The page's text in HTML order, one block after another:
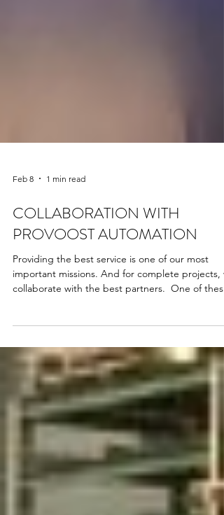
Feb 8 1 min read
COLLABORATION WITH
PROVOOST AUTOMATION
Providing the best service is one of our most
their CoStacker and CoFiller into our transport
systems, we ensure we can provide our
with a fully integrated internal transport system of
the highest quality. ​ The Cofiller is a cobot
designed to work safely and flexibly alongside
humans. This means that, unlike industrial